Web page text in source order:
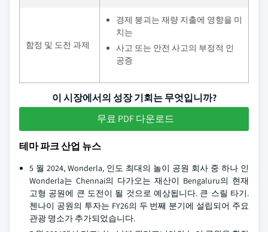
함정 및 도전 과제
경제 붕괴는 재량 지출에 영향을 미
치는
사고 또는 안전 사고의 부정적 인
공증
이 시장에서의 성장 기회는 무엇입니까?
무료 PDF 다운로드
테마 파크 산업 뉴스
5 월 2024, Wonderla, 인도 최대의 놀이 공원 회사 중 하나 인
Wonderla는 Chennai의 다가오는 재산이 Bengaluru의 현재
고형 공원에 큰 도전이 될 것으로 예상됩니다. 큰 스릴 타기.
첸나이 공원의 투자는 FY26의 두 번째 분기에 설립되어 주요
관광 명소가 추가되었습니다.